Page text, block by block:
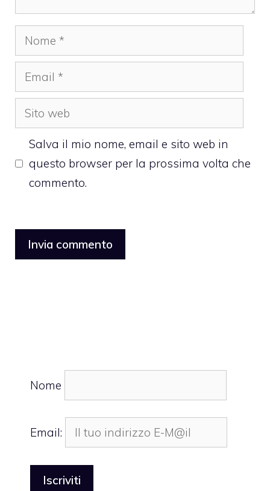
Nome
Email
Sito
web
Salva il mio nome, email e sito web in
questo browser per la prossima volta che
commento.
Nome
Email: